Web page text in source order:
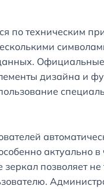
по техническим
дизайна и
актуально в
позволяет не